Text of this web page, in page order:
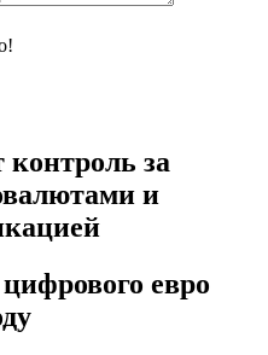
контроль за
и
евро